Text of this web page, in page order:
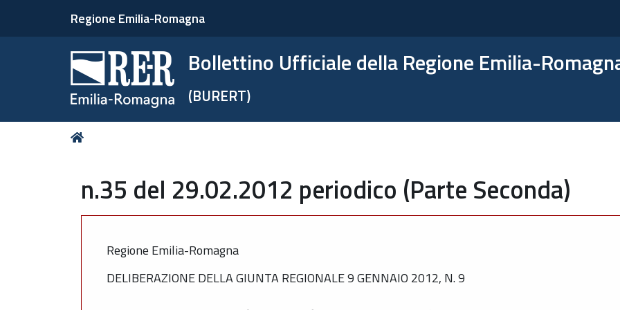
Regione Emilia-Romagna
Bollettino Ufficiale della Regione Emilia-
(BURERT)
Tu
n.35 del 29.02.2012 periodico (Parte Seconda)
Regione Emilia-Romagna
DELIBERAZIONE DELLA GIUNTA REGIONALE 9 GENNAIO 2012, N. 9